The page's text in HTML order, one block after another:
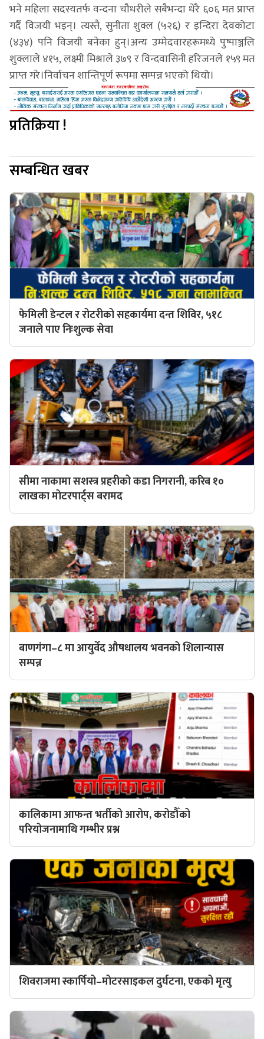
भने महिला सदस्यतर्फ वन्दना चौधरीले सबैभन्दा धेरै ६०६ मत प्राप्त
गर्दै विजयी भइन्। त्यस्तै, सुनीता शुक्ल (५२६) र इन्दिरा देवकोटा
(४३४) पनि विजयी बनेका हुन्।अन्य उम्मेदवारहरूमध्ये पुष्पाञ्जलि
शुक्लाले ४१५, लक्ष्मी मिश्राले ३७९ र विन्दवासिनी हरिजनले १५९ मत
प्राप्त गरे।निर्वाचन शान्तिपूर्ण रूपमा सम्पन्न भएको थियो।
प्रतिक्रिया !
सम्बन्धित खबर
फेमिली डेन्टल र रोटरीको सहकार्यमा दन्त शिविर, ५१८
जनाले पाए निःशुल्क सेवा
सीमा नाकामा सशस्त्र प्रहरीको कडा निगरानी, करिब १०
लाखका मोटरपार्ट्स बरामद
बाणगंगा–८ मा आयुर्वेद औषधालय भवनको शिलान्यास
सम्पन्न
कालिकामा आफन्त भर्तीको आरोप, करोडौँको
परियोजनामाथि गम्भीर प्रश्न
शिवराजमा स्कार्पियो–मोटरसाइकल दुर्घटना, एकको मृत्यु